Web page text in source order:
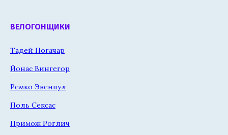
ВЕЛОГОНЩИКИ
Тадей Погачар
Йонас Вингегор
Ремко Эвенпул
Поль Сексас
Примож Роглич